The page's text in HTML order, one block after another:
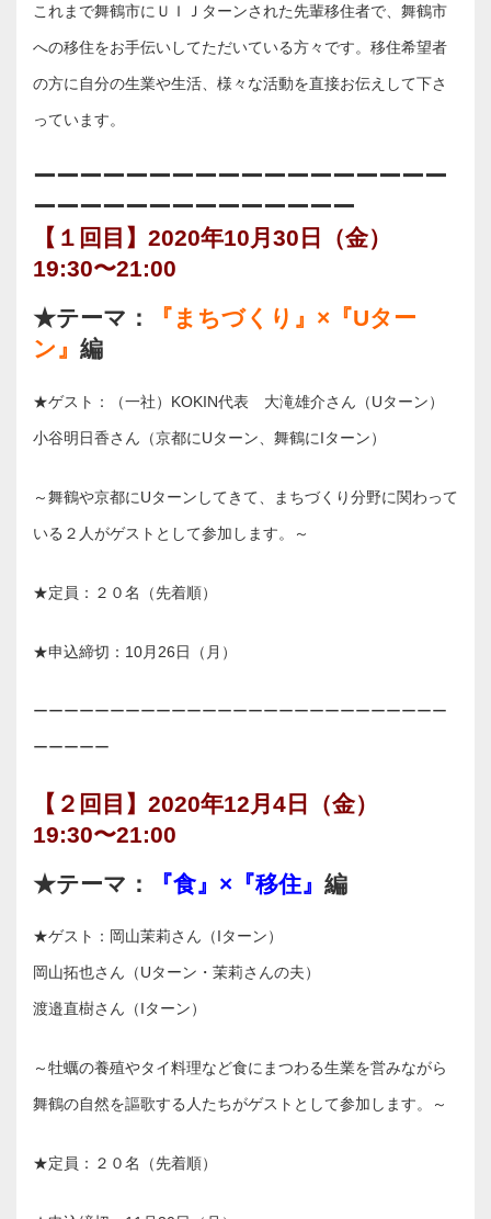
これまで舞鶴市にＵＩＪターンされた先輩移住者で、舞鶴市
への移住をお手伝いしてただいている方々です。移住希望者
の方に自分の生業や生活、様々な活動を直接お伝えして下さ
っています。
ーーーーーーーーーーーーーーーーーー
ーーーーーーーーーーーーーー
【１回目】2020年10月30日（金）
19:30〜21:00
★テーマ：
『まちづくり』×『Uター
ン』 編
★ゲスト：（一社）KOKIN代表 大滝雄介さん（Uターン）
小谷明日香さん（京都にUターン、舞鶴にIターン）
～舞鶴や京都にUターンしてきて、まちづくり分野に関わって
いる２人がゲストとして参加します。～
★定員：２０名（先着順）
★申込締切：10月26日（月）
ーーーーーーーーーーーーーーーーーーーーーーーーーーー
ーーーーー
【２回目】2020年12月4日（金）
19:30〜21:00
★テーマ：
『食』×『移住』 編
★ゲスト：岡山茉莉さん（Iターン）
岡山拓也さん（Uターン・茉莉さんの夫）
渡邉直樹さん（Iターン）
～牡蠣の養殖やタイ料理など食にまつわる生業を営みながら
舞鶴の自然を謳歌する人たちがゲストとして参加します。～
★定員：２０名（先着順）